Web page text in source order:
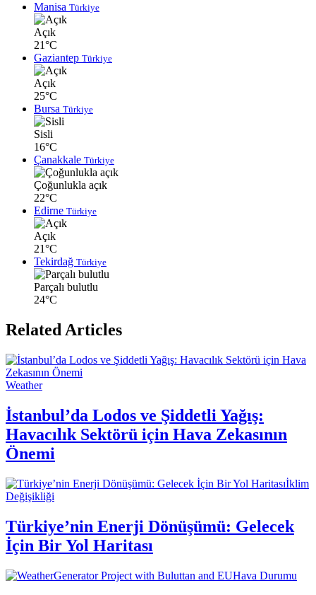
Manisa Türkiye
Açık
21°C
Gaziantep Türkiye
Açık
25°C
Bursa Türkiye
Sisli
16°C
Çanakkale Türkiye
Çoğunlukla açık
22°C
Edirne Türkiye
Açık
21°C
Tekirdağ Türkiye
Parçalı bulutlu
24°C
Related Articles
Weather
İstanbul’da Lodos ve Şiddetli Yağış:
Havacılık Sektörü için Hava Zekasının
Önemi
İklim
Değişikliği
Türkiye’nin Enerji Dönüşümü: Gelecek
İçin Bir Yol Haritası
Hava Durumu